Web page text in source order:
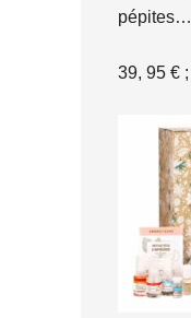
pépites…
39, 95 € ;